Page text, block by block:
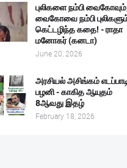
புலிகளை நம்பி
வைகோவை நம்பி
கெட்டழிந்த கதை! - ராதா
மனோகர் (கனடா)
June 20, 2026
அரசியல் அசிங்கம்
பழனி - காகித ஆயுதம்
8ஆவது இதழ்
February 18, 2026